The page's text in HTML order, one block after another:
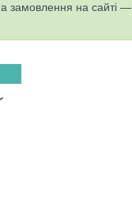
замовлення на сайті —